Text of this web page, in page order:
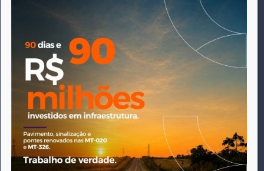
Canarana - MT, na época, como um jornal impresso semanal,
que chegou a possuir mil assinantes. Durante 15 anos, foram
publicadas 691 edições que narraram os acontecimentos
políticos, policiais e cotidianos de Canarana e região. Fiel a sua
origem, pautado sempre pela busca incessante da
imparcialidade, faz jus a sua logo, com o característico "avião
da praça" de Canarana, sendo o símbolo do
comprometimento deste veículo de comunicação com o
relato dos fatos neste município. Em 06 de dezembro de 2019
circulou a última edição impressa do jornal, que desde então
tem veiculação exclusivamente online.